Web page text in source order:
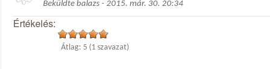
Beküldte balazs - 2015. már. 30. 20:34
Értékelés:
Átlag: 5 (1 szavazat)